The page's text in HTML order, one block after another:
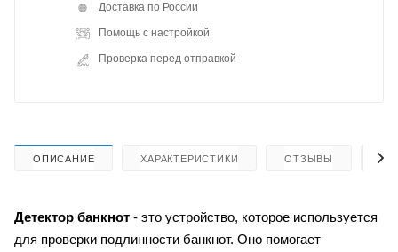
Доставка по России
Помощь с настройкой
Проверка перед отправкой
ОПИСАНИЕ ХАРАКТЕРИСТИКИ ОТЗЫВЫ
Детектор банкнот - это устройство, которое используется
для проверки подлинности банкнот. Оно помогает